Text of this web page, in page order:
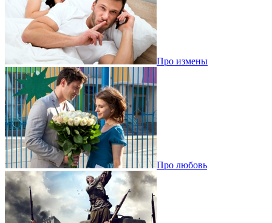
Про измены
Про любовь